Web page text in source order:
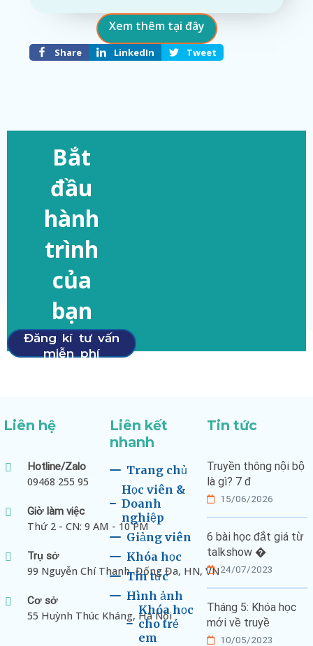
Xem thêm tại đây
Share LinkedIn Tweet
Bắt
đầu
hành
trình
của
bạn
Đăng kí tư vấn
miễn phí
Liên hệ
Hotline/Zalo
09468 255 95
Giờ làm việc
Thứ 2 - CN: 9 AM - 10 PM
Trụ sở
99 Nguyễn Chí Thanh, Đống Đa, HN, VN
Cơ sở
55 Huỳnh Thúc Kháng, Hà Nội
Liên kết
nhanh
Trang chủ
Học viên &
Doanh
nghiệp
Giảng viên
Khóa học
Tin tức
Hình ảnh
Khóa học
cho trẻ
em
Tin tức
Truyền thông nội bộ
là gì? 7 đ
15/06/2026
6 bài học đắt giá từ
talkshow �
24/07/2023
Tháng 5: Khóa học
mới về truyề
10/05/2023